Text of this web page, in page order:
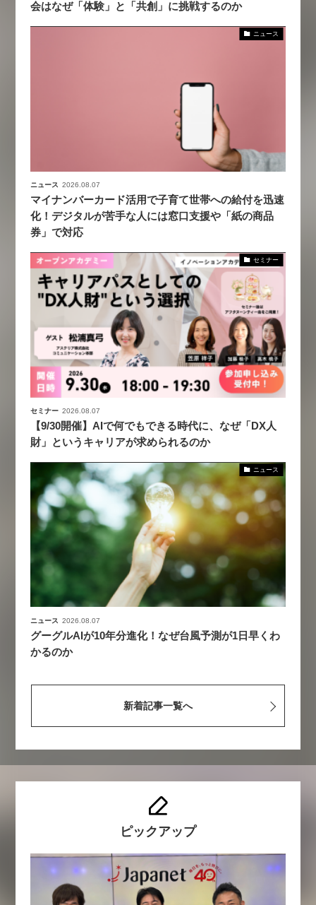
会はなぜ「体験」と「共創」に挑戦するのか
ニュース
ニュース 2026.08.07
マイナンバーカード活用で子育て世帯への給付を迅速
化！デジタルが苦手な人には窓口支援や「紙の商品
券」で対応
セミナー
セミナー 2026.08.07
【9/30開催】AIで何でもできる時代に、なぜ「DX人
財」というキャリアが求められるのか
ニュース
ニュース 2026.08.07
グーグルAIが10年分進化！なぜ台風予測が1日早くわ
かるのか
新着記事一覧へ
ピックアップ